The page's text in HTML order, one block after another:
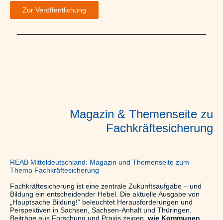
Zur Veröffentlichung
Magazin & Themenseite zu
Fachkräftesicherung
REAB Mitteldeutschland: Magazin und Themenseite zum
Thema Fachkräftesicherung
Fachkräftesicherung ist eine zentrale Zukunftsaufgabe – und
Bildung ein entscheidender Hebel. Die aktuelle Ausgabe von
„Hauptsache Bildung!“ beleuchtet Herausforderungen und
Perspektiven in Sachsen, Sachsen-Anhalt und Thüringen.
Beiträge aus Forschung und Praxis zeigen, wie Kommunen